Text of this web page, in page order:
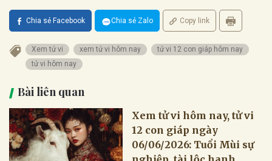
Chia sẻ Facebook Chia sẻ Zalo Copy link
Xem tử vi xem tử vi hôm nay
tử vi 12 con giáp hôm nay
tử vi hôm nay
Bài liên quan
Xem tử vi hôm nay, tử vi
12 con giáp ngày
06/06/2026: Tuổi Mùi sự